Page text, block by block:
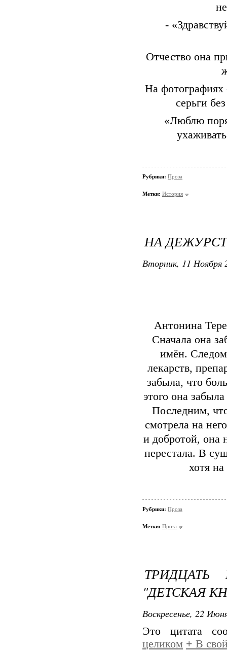
-
Отчество она
На фотографиях
серьги
«Люблю
Рубрики: Проза
Метки: История
НА
Вторник, 11 Ноября
Антонина
Сначала она
имён. Следом
лекарств,
забыла, что
этого она
Последним,
смотрела на
и добротой, она
перестала. В
хотя
Рубрики: Проза
Метки: Проза
"ДЕТСКАЯ
Воскресенье, 22
Это цитата
целиком + В